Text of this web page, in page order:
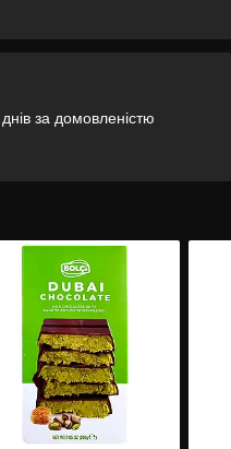
за домовленістю